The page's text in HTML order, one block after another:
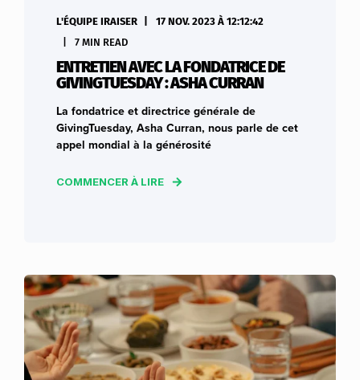
L'ÉQUIPE IRAISER
17 NOV. 2023 À 12:12:42
7 MIN READ
ENTRETIEN AVEC LA FONDATRICE DE
GIVINGTUESDAY : ASHA CURRAN
La fondatrice et directrice générale de
GivingTuesday, Asha Curran, nous parle de cet
appel mondial à la générosité
COMMENCER À LIRE